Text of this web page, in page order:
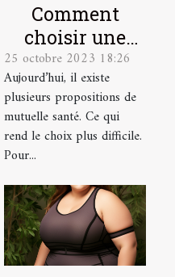
Comment
choisir une
mutuelle santé
pour une
personne
âgée ?
25 octobre 2023 18:26
Aujourd’hui, il existe
plusieurs propositions de
mutuelle santé. Ce qui
rend le choix plus difficile.
Pour...